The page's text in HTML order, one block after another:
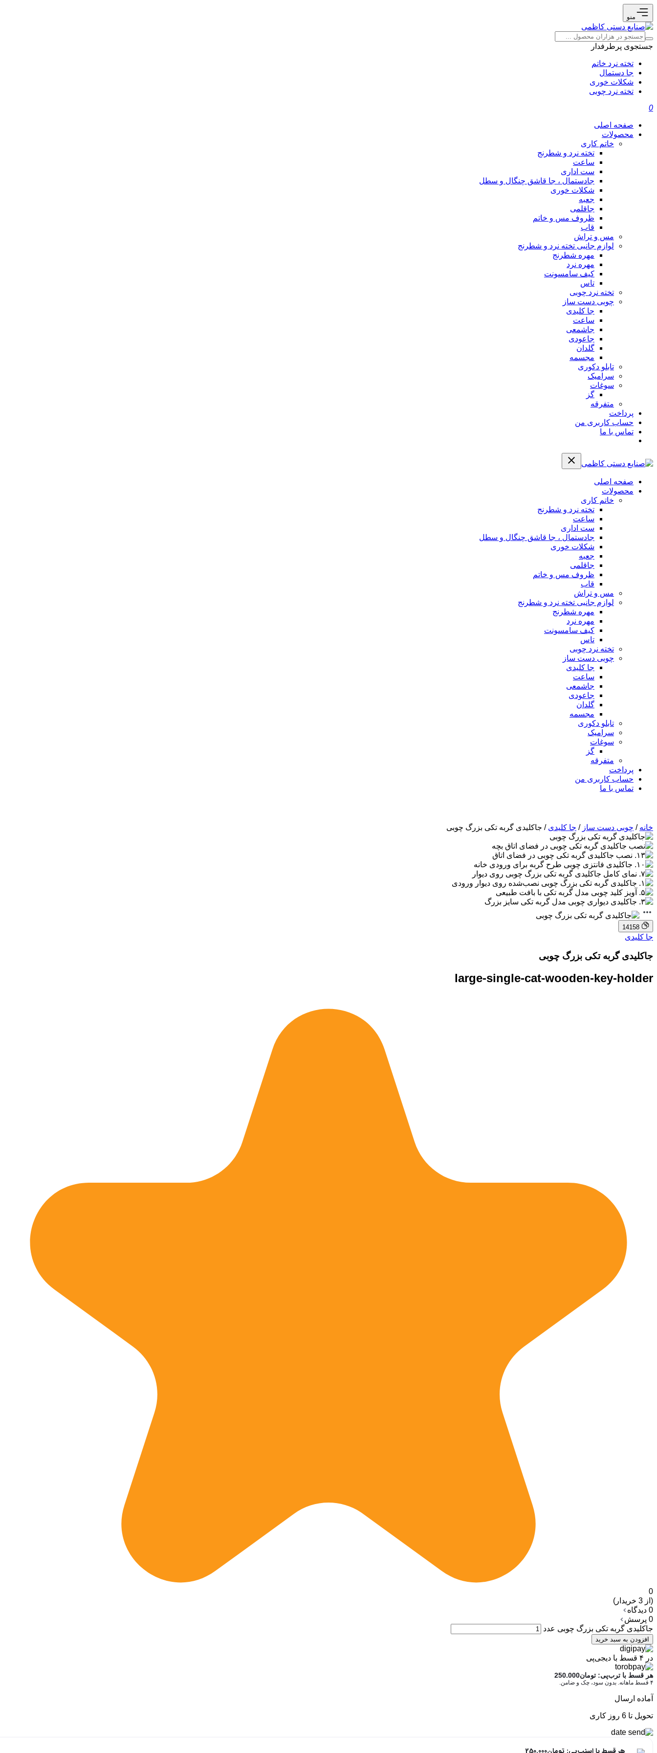
منو
جستجوی پرطرفدار
تخته نرد خاتم
جا دستمال
شکلات خوری
تخته نرد چوبی
0
صفحه اصلی
محصولات
خاتم کاری
تخته نرد و شطرنج
ساعت
ست اداری
جادستمال ، جا قاشق چنگال و سطل
شکلات خوری
جعبه
جاقلمی
ظروف مس و خاتم
قاب
مس و تراش
لوازم جانبی تخته نرد و شطرنج
مهره شطرنج
مهره نرد
کیف سامسونت
تاس
تخته نرد چوبی
چوبی دست ساز
جا کلیدی
ساعت
جاشمعی
جاعودی
گلدان
مجسمه
تابلو دکوری
سرامیک
سوغات
گز
متفرقه
پرداخت
حساب کاربری من
تماس با ما
صفحه اصلی
محصولات
خاتم کاری
تخته نرد و شطرنج
ساعت
ست اداری
جادستمال ، جا قاشق چنگال و سطل
شکلات خوری
جعبه
جاقلمی
ظروف مس و خاتم
قاب
مس و تراش
لوازم جانبی تخته نرد و شطرنج
مهره شطرنج
مهره نرد
کیف سامسونت
تاس
تخته نرد چوبی
چوبی دست ساز
جا کلیدی
ساعت
جاشمعی
جاعودی
گلدان
مجسمه
تابلو دکوری
سرامیک
سوغات
گز
متفرقه
پرداخت
حساب کاربری من
تماس با ما
خانه / چوبی دست ساز / جا کلیدی / جاکلیدی گربه تکی بزرگ چوبی
14158
جا کلیدی
جاکلیدی گربه تکی بزرگ چوبی
large-single-cat-wooden-key-holder
0
(از 3 خریدار)
0 دیدگاه
0 پرسش
جاکلیدی گربه تکی بزرگ چوبی عدد
افزودن به سبد خرید
در ۴ قسط با دیجی‌پی
هر قسط با ترب‌پی: تومان250.000
۴ قسط ماهانه. بدون سود، چک و ضامن.
آماده ارسال
تحویل تا 6 روز کاری